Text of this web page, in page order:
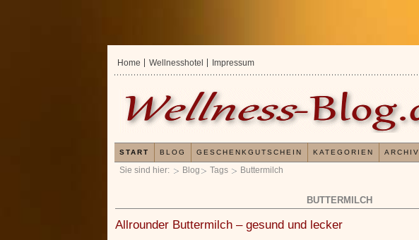
Sie sind hier: Blog Tags Buttermilch
BUTTERMILCH
Allrounder Buttermilch – gesund und lecker
Home Wellnesshotel Impressum
START BLOG GESCHENKGUTSCHEIN KATEGORIEN ARCHIV